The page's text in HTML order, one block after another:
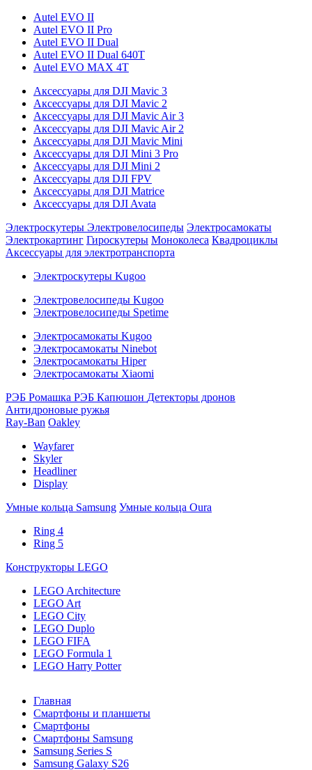
Autel EVO II
Autel EVO II Pro
Autel EVO II Dual
Autel EVO II Dual 640T
Autel EVO MAX 4T
Аксессуары для DJI Mavic 3
Аксессуары для DJI Mavic 2
Аксессуары для DJI Mavic Air 3
Аксессуары для DJI Mavic Air 2
Аксессуары для DJI Mavic Mini
Аксессуары для DJI Mini 3 Pro
Аксессуары для DJI Mini 2
Аксессуары для DJI FPV
Аксессуары для DJI Matrice
Аксессуары для DJI Avata
Электроскутеры Электровелосипеды Электросамокаты
Электрокартинг Гироскутеры Моноколеса Квадроциклы
Аксессуары для электротранспорта
Электроскутеры Kugoo
Электровелосипеды Kugoo
Электровелосипеды Spetime
Электросамокаты Kugoo
Электросамокаты Ninebot
Электросамокаты Hiper
Электросамокаты Xiaomi
РЭБ Ромашка РЭБ Капюшон Детекторы дронов
Антидроновые ружья
Ray-Ban Oakley
Wayfarer
Skyler
Headliner
Display
Умные кольца Samsung Умные кольца Oura
Ring 4
Ring 5
Конструкторы LEGO
LEGO Architecture
LEGO Art
LEGO City
LEGO Duplo
LEGO FIFA
LEGO Formula 1
LEGO Harry Potter
Главная
Смартфоны и планшеты
Смартфоны
Смартфоны Samsung
Samsung Series S
Samsung Galaxy S26